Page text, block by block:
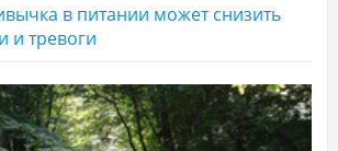
в питании может снизить
и тревоги